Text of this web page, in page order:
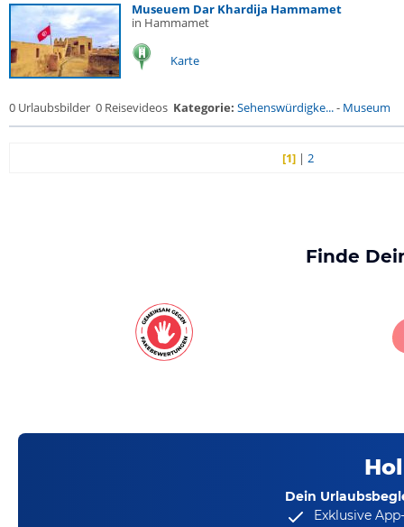
Museuem Dar Khardija Hammamet
in Hammamet
Karte
0 Urlaubsbilder 0 Reisevideos Kategorie: Sehenswürdigke...- Museum
[1] |2
Finde
Dein
Exklusive